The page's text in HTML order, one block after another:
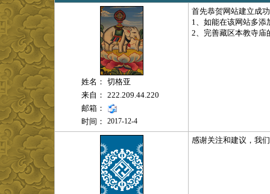
姓名： 切格亚
来自： 222.209.44.220
邮箱：
时间：
2017-12-4
首先恭贺网站建立成
1、如能在该网站多添
2、完善藏区本教寺庙
感谢关注和建议，我